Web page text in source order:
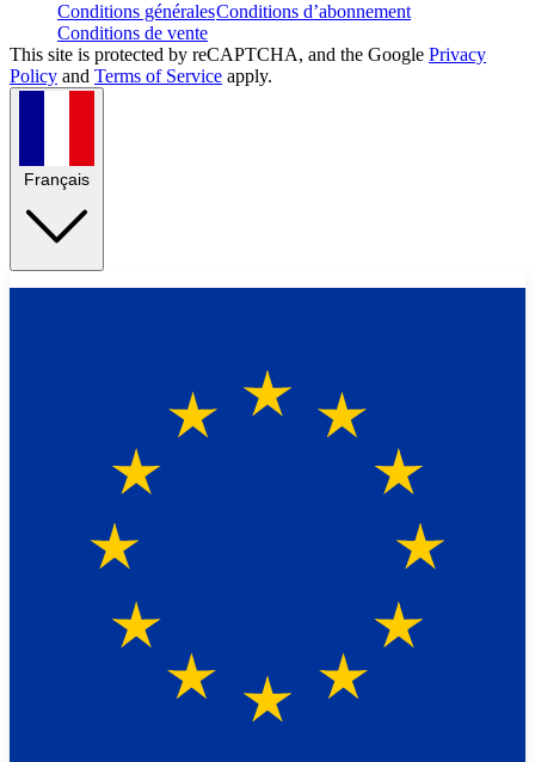
Conditions généralesConditions d’abonnement
Conditions de vente
This site is protected by reCAPTCHA, and the Google Privacy
Policy and Terms of Service apply.
Français